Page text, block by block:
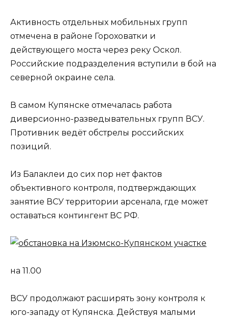
Активность отдельных мобильных групп
отмечена в районе Гороховатки и
действующего моста через реку Оскол.
Российские подразделения вступили в бой на
северной окраине села.
В самом Купянске отмечалась работа
диверсионно-разведывательных групп ВСУ.
Противник ведёт обстрелы российских
позиций.
Из Балаклеи до сих пор нет фактов
объективного контроля, подтверждающих
занятие ВСУ территории арсенала, где может
оставаться контингент ВС РФ.
на 11.00
ВСУ продолжают расширять зону контроля к
юго-западу от Купянска. Действуя малыми